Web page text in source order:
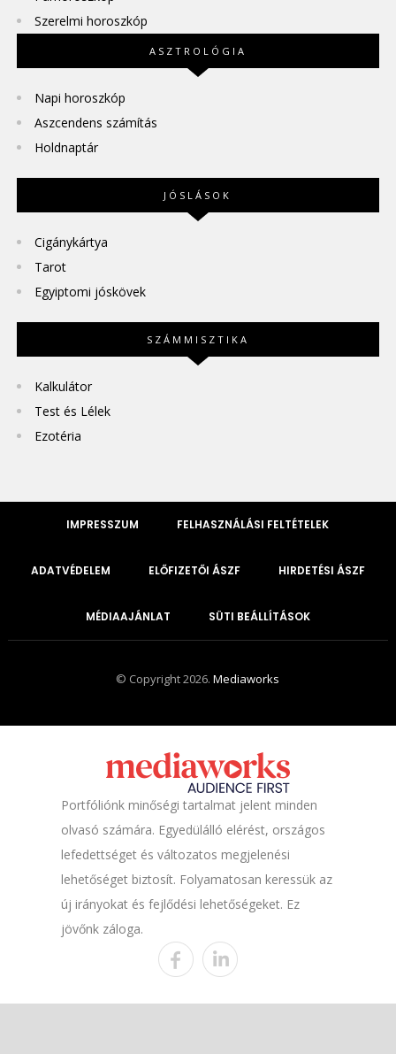
Szerelmi horoszkóp
ASZTROLÓGIA
Napi horoszkóp
Aszcendens számítás
Holdnaptár
JÓSLÁSOK
Cigánykártya
Tarot
Egyiptomi jóskövek
SZÁMMISZTIKA
Kalkulátor
Test és Lélek
Ezotéria
IMPRESSZUM FELHASZNÁLÁSI FELTÉTELEK
ADATVÉDELEM ELŐFIZETŐI ÁSZF HIRDETÉSI ÁSZF
MÉDIAAJÁNLAT SÜTI BEÁLLÍTÁSOK
© Copyright 2026.Mediaworks
Portfóliónk minőségi tartalmat jelent minden
olvasó számára. Egyedülálló elérést, országos
lefedettséget és változatos megjelenési
lehetőséget biztosít. Folyamatosan keressük az
új irányokat és fejlődési lehetőségeket. Ez
jövőnk záloga.